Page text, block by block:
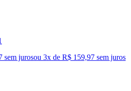
sem jurosou 3x de R$ 159,97 sem juros